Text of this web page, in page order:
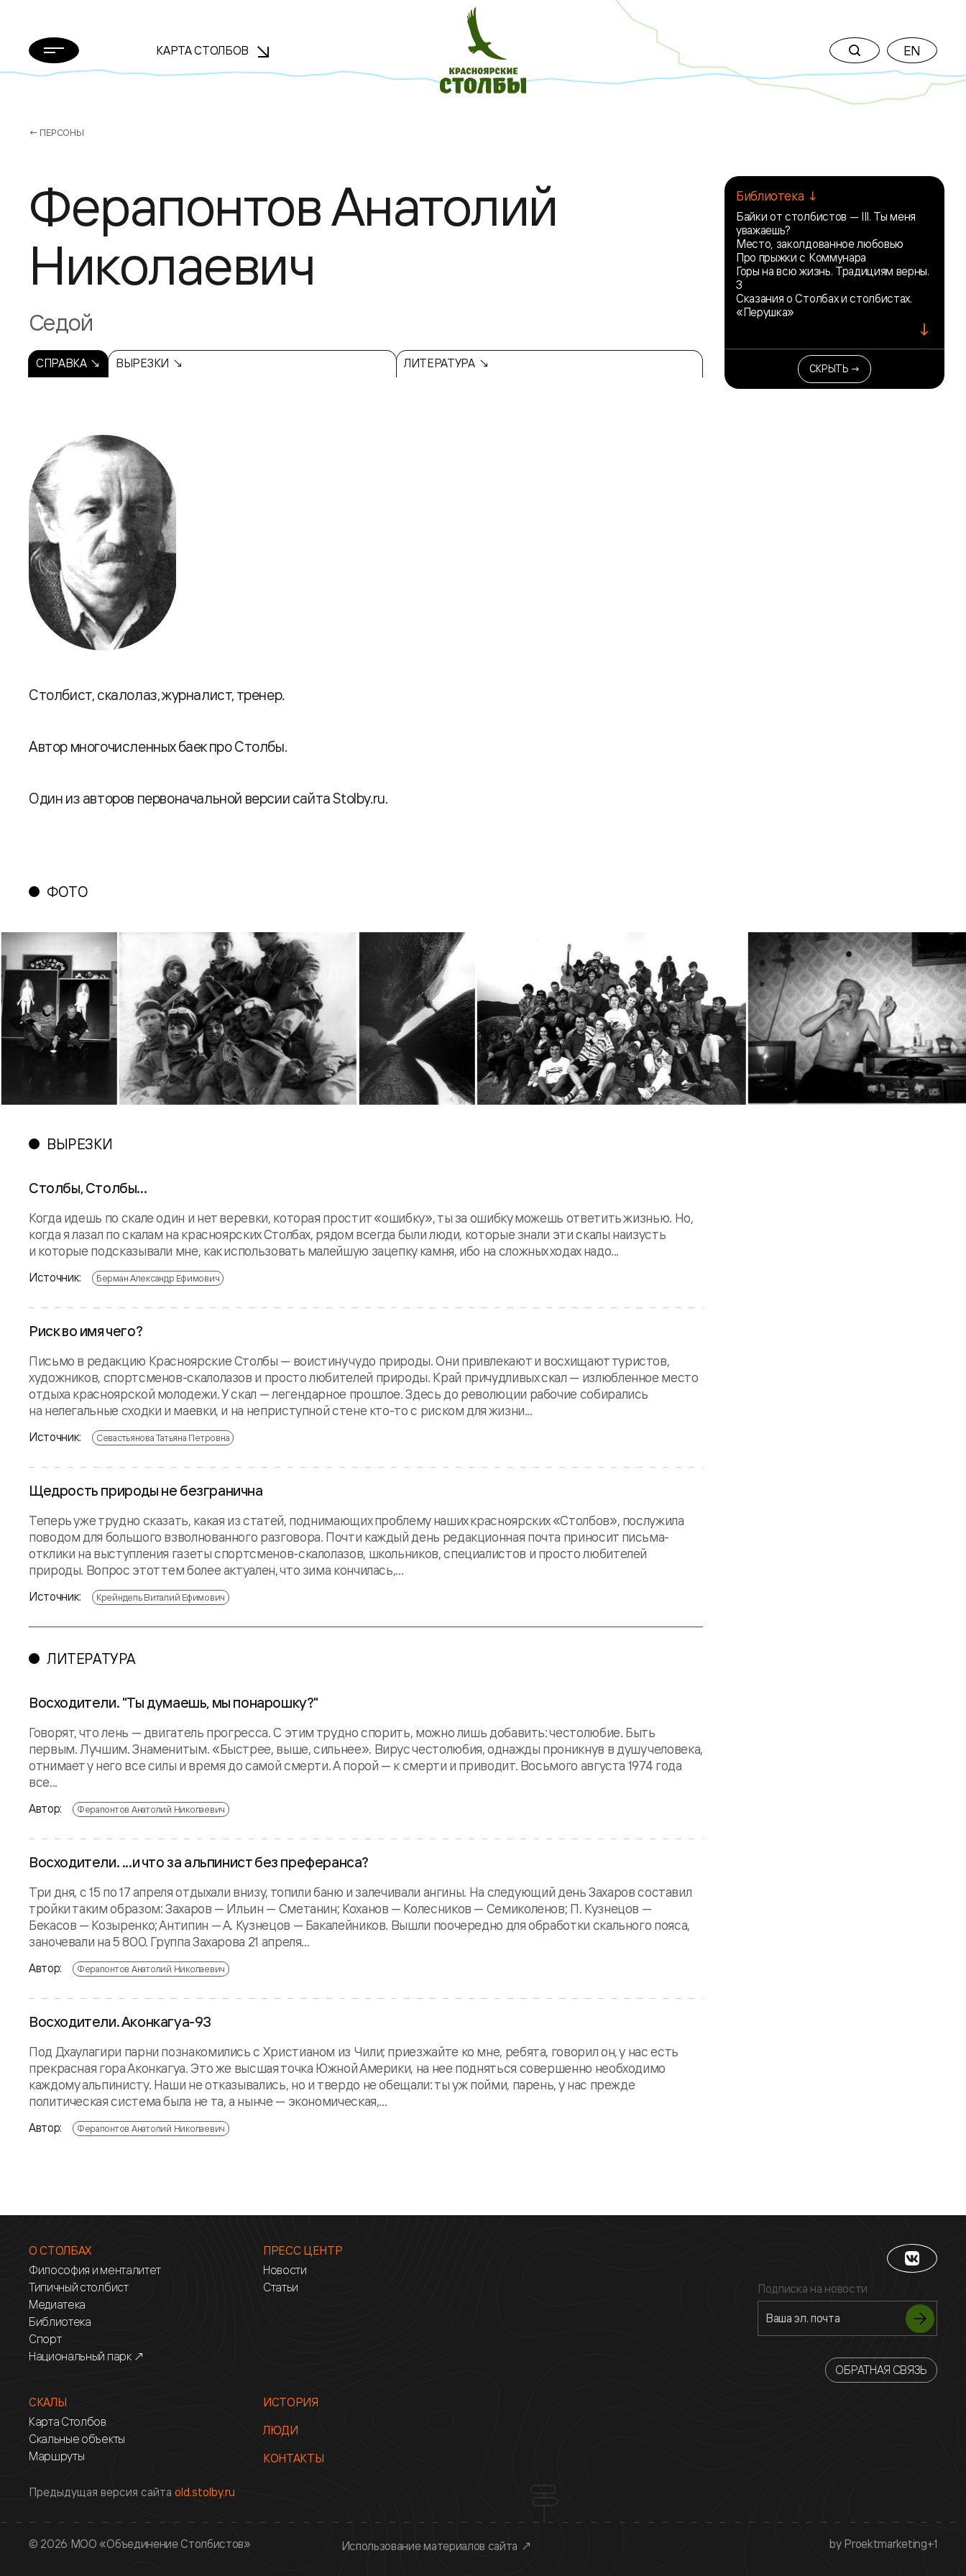
КАРТА СТОЛБОВ EN
← ПЕРСОНЫ
Ферапонтов Анатолий
Николаевич
Седой
СПРАВКА ↘ ВЫРЕЗКИ ↘ ЛИТЕРАТУРА ↘
Столбист, скалолаз, журналист, тренер.
Автор многочисленных баек про Столбы.
Один из авторов первоначальной версии сайта Stolby.ru.
Библиотека ↓
Байки от столбистов — III. Ты меня
уважаешь?
Место, заколдованное любовью
Про прыжки с Коммунара
Горы на всю жизнь. Традициям верны.
3
Сказания о Столбах и столбистах.
«Перушка»
↓
СКРЫТЬ →
ФОТО
ВЫРЕЗКИ
Столбы, Столбы...
Когда идешь по скале один и нет веревки, которая простит «ошибку», ты за ошибку можешь ответить жизнью. Но,
когда я лазал по скалам на красноярских Столбах, рядом всегда были люди, которые знали эти скалы наизусть
и которые подсказывали мне, как использовать малейшую зацепку камня, ибо на сложных ходах надо...
Источник: Берман Александр Ефимович
Риск во имя чего?
Письмо в редакцию Красноярские Столбы — воистину чудо природы. Они привлекают и восхищают туристов,
художников, спортсменов-скалолазов и просто любителей природы. Край причудливых скал — излюбленное место
отдыха красноярской молодежи. У скал — легендарное прошлое. Здесь до революции рабочие собирались
на нелегальные сходки и маевки, и на неприступной стене кто-то с риском для жизни...
Источник: Севастьянова Татьяна Петровна
Щедрость природы не безгранична
Теперь уже трудно сказать, какая из статей, поднимающих проблему наших красноярских «Столбов», послужила
поводом для большого взволнованного разговора. Почти каждый день редакционная почта приносит письма-
отклики на выступления газеты спортсменов-скалолазов, школьников, специалистов и просто любителей
природы. Вопрос этот тем более актуален, что зима кончилась,...
Источник: Крейндель Виталий Ефимович
ЛИТЕРАТУРА
Восходители. "Ты думаешь, мы понарошку?"
Говорят, что лень — двигатель прогресса. С этим трудно спорить, можно лишь добавить: честолюбие. Быть
первым. Лучшим. Знаменитым. «Быстрее, выше, сильнее». Вирус честолюбия, однажды проникнув в душу человека,
отнимает у него все силы и время до самой смерти. А порой — к смерти и приводит. Восьмого августа 1974 года
все...
Автор: Ферапонтов Анатолий Николаевич
Восходители. ...и что за альпинист без преферанса?
Три дня, с 15 по 17 апреля отдыхали внизу, топили баню и залечивали ангины. На следующий день Захаров составил
тройки таким образом: Захаров — Ильин — Сметанин; Коханов — Колесников — Семиколенов; П. Кузнецов —
Бекасов — Козыренко; Антипин — А. Кузнецов — Бакалейников. Вышли поочередно для обработки скального пояса,
заночевали на 5 800. Группа Захарова 21 апреля...
Автор: Ферапонтов Анатолий Николаевич
Восходители. Аконкагуа-93
Под Дхаулагири парни познакомились с Христианом из Чили; приезжайте ко мне, ребята, говорил он, у нас есть
прекрасная гора Аконкагуа. Это же высшая точка Южной Америки, на нее подняться совершенно необходимо
каждому альпинисту. Наши не отказывались, но и твердо не обещали: ты уж пойми, парень, у нас прежде
политическая система была не та, а нынче — экономическая,...
Автор: Ферапонтов Анатолий Николаевич
О СТОЛБАХ
Философия и менталитет
Типичный столбист
Медиатека
Библиотека
Спорт
Национальный парк ↗
ПРЕСС ЦЕНТР
Новости
Статьи
СКАЛЫ
Карта Столбов
Скальные объекты
Маршруты
ИСТОРИЯ
ЛЮДИ
КОНТАКТЫ
Подписка на новости
ОБРАТНАЯ СВЯЗЬ
Предыдущая версия сайта old.stolby.ru
© 2026 МОО «Объединение Столбистов» Использование материалов сайта ↗ by Proektmarketing+1